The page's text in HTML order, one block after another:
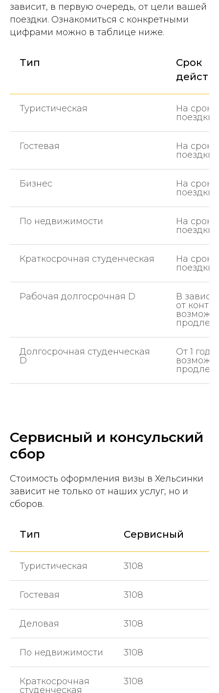
зависит, в первую очередь, от цели вашей
поездки. Ознакомиться с конкретными
цифрами можно в таблице ниже.
Тип
Срок
Туристическая
На сроки
поездки
Гостевая
На сроки
поездки
Бизнес
На сроки
поездки
По недвижимости
На сроки
поездки
Краткосрочная студенческая
На сроки
поездки
Рабочая долгосрочная D
В
от
Долгосрочная студенческая
D
От 1 года
Сервисный и консульский
сбор
Стоимость оформления визы в Хельсинки
зависит не только от наших услуг, но и
сборов.
Тип Сервисный
Туристическая 3108
Гостевая 3108
Деловая 3108
По недвижимости 3108
Краткосрочная
студенческая
3108